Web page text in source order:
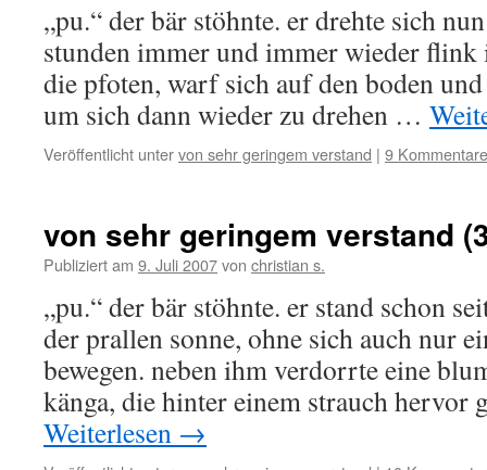
„pu.“ der bär stöhnte. er drehte sich
stunden immer und immer wieder
die pfoten, warf sich auf den boden
um sich dann wieder zu drehen …
Veröffentlicht untervon sehr geringem verstand | 9 Kommentare
von sehr geringem verstand
Publiziert am 9. Juli 2007von christian s.
„pu.“ der bär stöhnte. er stand schon
der prallen sonne, ohne sich auch nur
bewegen. neben ihm verdorrte eine
känga, die hinter einem strauch
Weiterlesen →